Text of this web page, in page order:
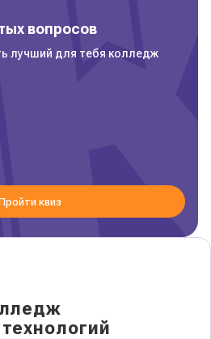
вопросов
лучший для тебя колледж
квиз